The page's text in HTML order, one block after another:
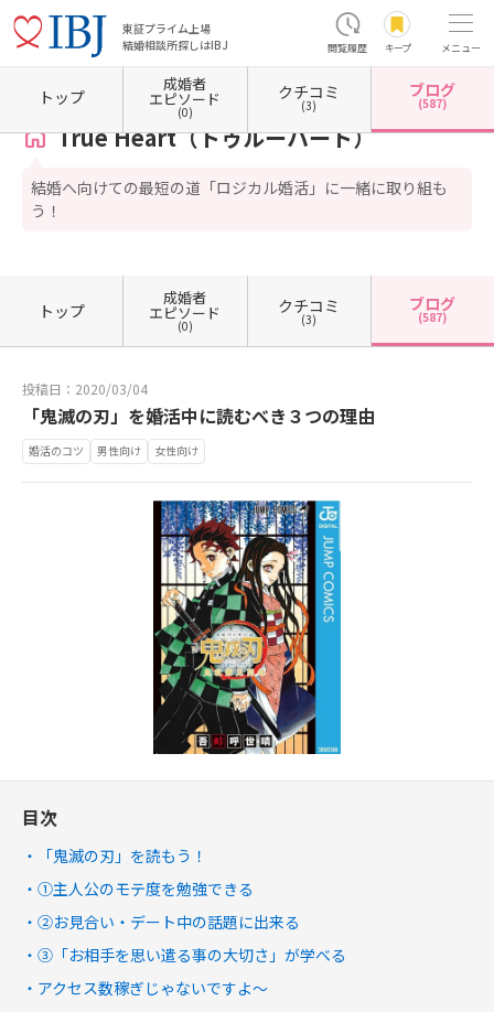
東証プライム上場
結婚相談所探しはIBJ
閲覧履歴 キープ メニュー
ホーム 大阪府の結婚相談所 大阪府大阪市 大阪府大阪市中央区 True Heart（トゥル
True Heart（トゥルーハート）
結婚へ向けての最短の道「ロジカル婚活」に一緒に取り組も
う！
トップ
成婚者
エピソード
(0)
クチコミ
(3)
ブログ
(587)
トップ
成婚者
エピソード
(0)
クチコミ
(3)
ブログ
(587)
投稿日：2020/03/04
「鬼滅の刃」を婚活中に読むべき３つの理由
婚活のコツ 男性向け 女性向け
目次
「鬼滅の刃」を読もう！
①主人公のモテ度を勉強できる
②お見合い・デート中の話題に出来る
③「お相手を思い遣る事の大切さ」が学べる
アクセス数稼ぎじゃないですよ～